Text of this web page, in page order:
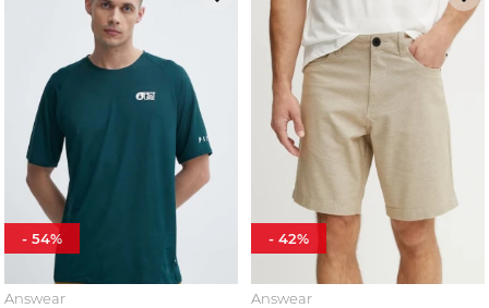
Answear
- 54%
Answear
- 42%